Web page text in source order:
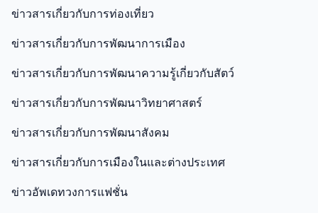
ข่าวสารเกี่ยวกับการท่องเที่ยว
ข่าวสารเกี่ยวกับการพัฒนาการเมือง
ข่าวสารเกี่ยวกับการพัฒนาความรู้เกี่ยวกับสัตว์
ข่าวสารเกี่ยวกับการพัฒนาวิทยาศาสตร์
ข่าวสารเกี่ยวกับการพัฒนาสังคม
ข่าวสารเกี่ยวกับการเมืองในและต่างประเทศ
ข่าวอัพเดทวงการแฟชั่น